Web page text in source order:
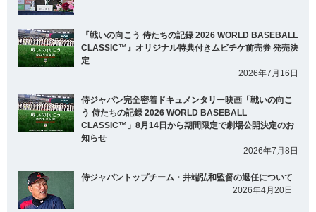
『戦いの向こう 侍たちの記録 2026 WORLD BASEBALL
CLASSIC™』オリジナル特典付きムビチケ前売券 発売決
定
2026年7月16日
侍ジャパン完全密着ドキュメンタリー映画「戦いの向こ
う 侍たちの記録 2026 WORLD BASEBALL
CLASSIC™」8月14日から期間限定で劇場公開決定のお
知らせ
2026年7月8日
侍ジャパントップチーム・井端弘和監督の退任について
2026年4月20日